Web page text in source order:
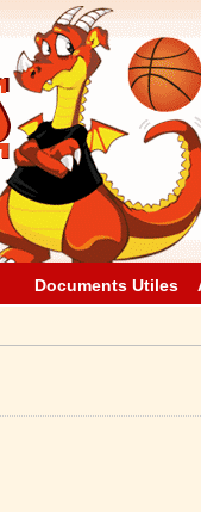
Documents Utiles